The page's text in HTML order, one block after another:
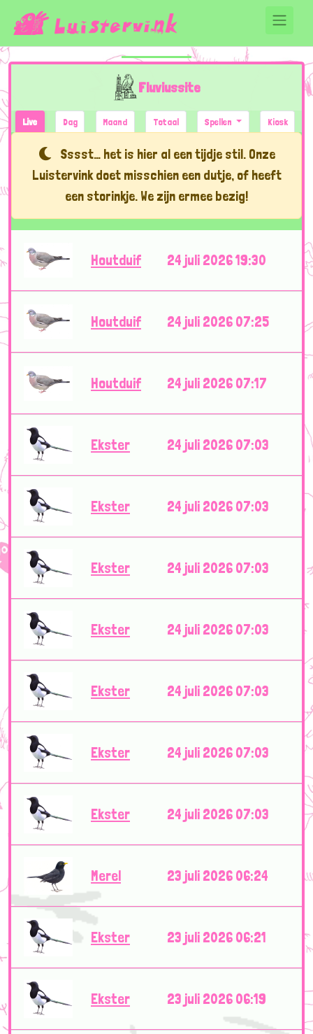
Fluviussite
Live Dag Maand Totaal Spellen Kiosk
Sssst… het is hier al een tijdje stil. Onze
Luistervink doet misschien een dutje, of heeft
een storinkje. We zijn ermee bezig!
Houtduif 24 juli 2026 19:30
Houtduif 24 juli 2026 07:25
Houtduif 24 juli 2026 07:17
Ekster 24 juli 2026 07:03
Ekster 24 juli 2026 07:03
Ekster 24 juli 2026 07:03
Ekster 24 juli 2026 07:03
Ekster 24 juli 2026 07:03
Ekster 24 juli 2026 07:03
Ekster 24 juli 2026 07:03
Merel 23 juli 2026 06:24
Ekster 23 juli 2026 06:21
Ekster 23 juli 2026 06:19